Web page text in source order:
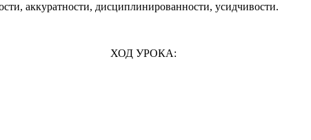
аккуратности, дисциплинированности, усидчивости.
ХОД УРОКА: